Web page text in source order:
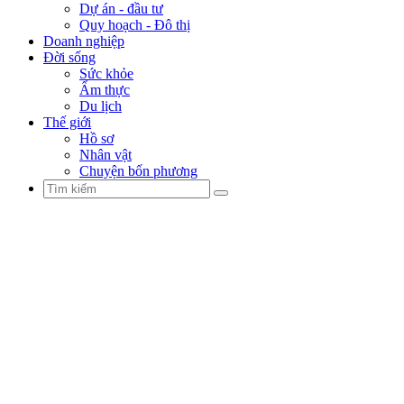
Dự án - đầu tư
Quy hoạch - Đô thị
Doanh nghiệp
Đời sống
Sức khỏe
Ẩm thực
Du lịch
Thế giới
Hồ sơ
Nhân vật
Chuyện bốn phương